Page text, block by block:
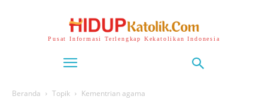
Pusat Informasi Terlengkap Kekatolikan Indonesia
Beranda Topik Kementrian agama